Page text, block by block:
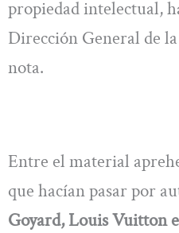
propiedad intelectual,
Dirección General de
nota.
Entre el material
que hacían pasar por
Goyard, Louis Vuitton